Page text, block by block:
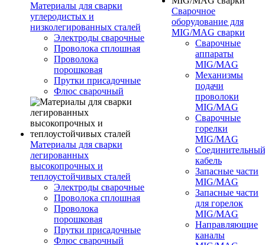
Материалы для сварки
углеродистых и
низколегированных сталей
Электроды сварочные
Проволока сплошная
Проволока
порошковая
Прутки присадочные
Флюс сварочный
Материалы для сварки
легированных
высокопрочных и
теплоустойчивых сталей
Электроды сварочные
Проволока сплошная
Проволока
порошковая
Прутки присадочные
Флюс сварочный
Сварочное
оборудование для
MIG/MAG сварки
Сварочные
аппараты
MIG/MAG
Механизмы
подачи
проволоки
MIG/MAG
Сварочные
горелки
MIG/MAG
Соединительный
кабель
Запасные части
MIG/MAG
Запасные части
для горелок
MIG/MAG
Направляющие
каналы